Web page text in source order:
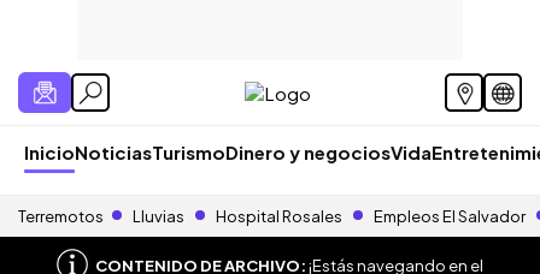
InicioNoticiasTurismoDinero y negociosVida
Terremotos Lluvias Hospital Rosales Empleos El Salvador
CONTENIDO DE ARCHIVO:¡Estás navegando en el